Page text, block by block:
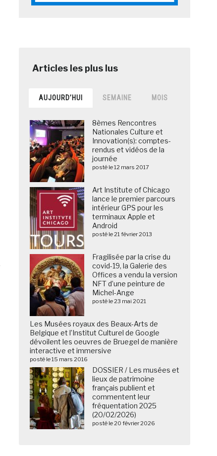
AUJOURD’HUI SEMAINE MOIS
8èmes Rencontres
Nationales Culture et
Innovation(s): comptes-
rendus et vidéos de la
journée
posté le 12 mars 2017
Art Institute of Chicago
lance le premier parcours
intérieur GPS pour les
terminaux Apple et
Android
posté le 21 février 2013
Fragilisée par la crise du
covid-19, la Galerie des
Offices a vendu la version
NFT d’une peinture de
Michel-Ange
posté le 23 mai 2021
Les Musées royaux des Beaux-Arts de
Belgique et l’Institut Culturel de Google
dévoilent les oeuvres de Bruegel de manière
interactive et immersive
posté le 15 mars 2016
DOSSIER / Les musées et
lieux de patrimoine
français publient et
commentent leur
fréquentation 2025
(20/02/2026)
posté le 20 février 2026